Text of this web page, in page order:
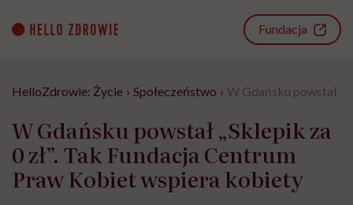
content
Fundacja
HelloZdrowie: Życie › Społeczeństwo › W Gdańsku powstał
W Gdańsku powstał „Sklepik za
0 zł”. Tak Fundacja Centrum
Praw Kobiet wspiera kobiety